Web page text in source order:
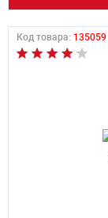
Код товара: 135059